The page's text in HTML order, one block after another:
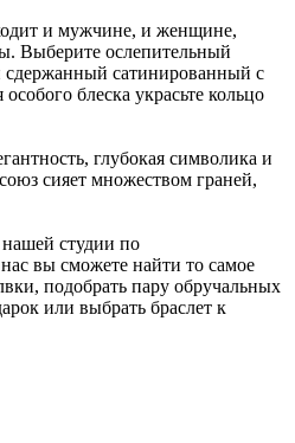
и мужчине, и женщине,
Выберите ослепительный
сатинированный с
блеска украсьте кольцо
глубокая символика и
сияет множеством граней,
студии по
вы сможете найти то самое
подобрать пару обручальных
или выбрать браслет к